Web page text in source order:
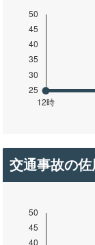
交通事故の